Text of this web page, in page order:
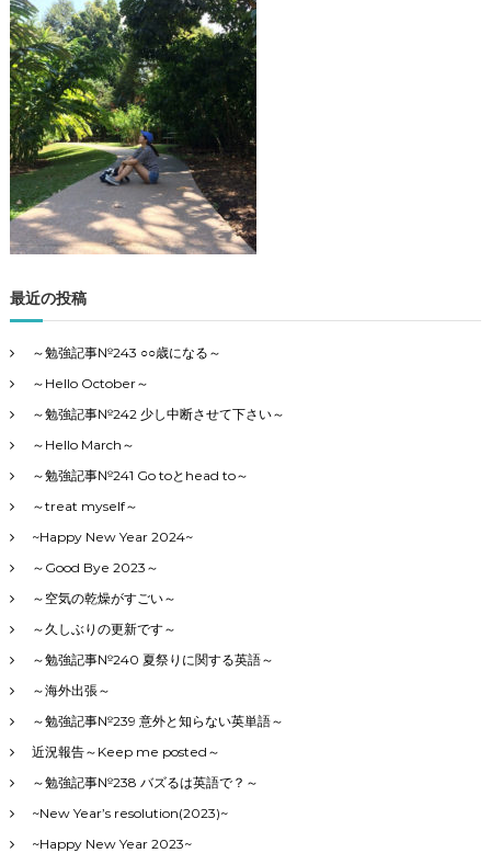
・
勉
強
記
事
の
4
カ
テ
ゴ
リ
で
す
最近の投稿
～勉強記事№243 ○○歳になる～
～Hello October～
～勉強記事№242 少し中断させて下さい～
～Hello March～
～勉強記事№241 Go toとhead to～
～treat myself～
~Happy New Year 2024~
～Good Bye 2023～
～空気の乾燥がすごい～
～久しぶりの更新です～
～勉強記事№240 夏祭りに関する英語～
～海外出張～
～勉強記事№239 意外と知らない英単語～
近況報告～Keep me posted～
～勉強記事№238 バズるは英語で？～
~New Year’s resolution(2023)~
~Happy New Year 2023~